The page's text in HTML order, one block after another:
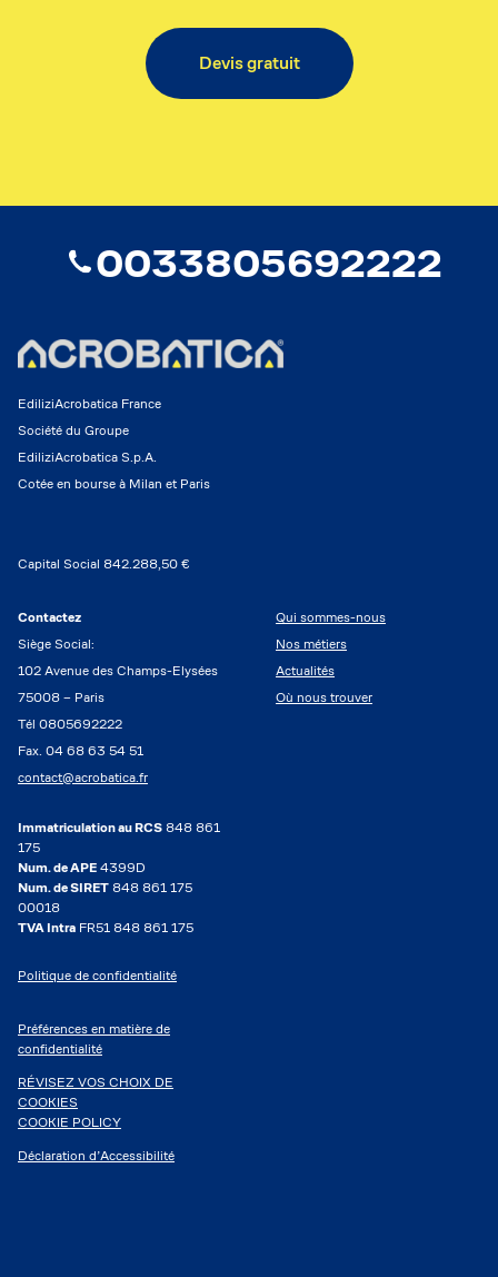
Devis gratuit
0033805692222
EdiliziAcrobatica France
Société du Groupe
EdiliziAcrobatica S.p.A.
Cotée en bourse à Milan et Paris
Capital Social 842.288,50 €
Contactez
Siège Social:
102 Avenue des Champs-Elysées
75008 – Paris
Tél 0805692222
Fax. 04 68 63 54 51
contact@acrobatica.fr
Qui sommes-nous
Nos métiers
Actualités
Où nous trouver
Immatriculation au RCS 848 861
175
Num. de APE 4399D
Num. de SIRET 848 861 175
00018
TVA Intra FR51 848 861 175
Politique de confidentialité
Préférences en matière de
confidentialité
RÉVISEZ VOS CHOIX DE
COOKIES
COOKIE POLICY
Déclaration d’Accessibilité